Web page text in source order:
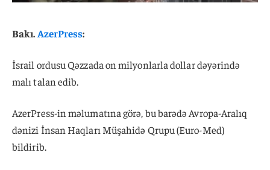
Bakı.AzerPress:
İsrail ordusu Qəzzada on milyonlarla dollar dəyərində
malı talan edib.
AzerPress-in məlumatına görə, bu barədə Avropa-Aralıq
dənizi İnsan Haqları Müşahidə Qrupu (Euro-Med)
bildirib.